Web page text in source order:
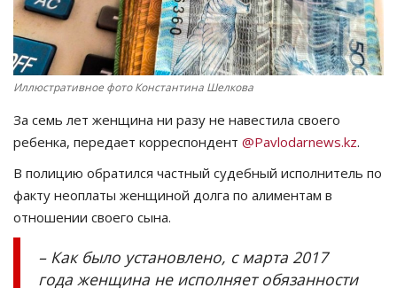
РАЗВЛЕЧЕНИЯ
OFFICIAL
Курултай
Қазақша Русский
Иллюстративное фото Константина Шелкова
За семь лет женщина ни разу не навестила своего
ребенка, передает корреспондент @Pavlodarnews.kz.
В полицию обратился частный судебный исполнитель по
факту неоплаты женщиной долга по алиментам в
отношении своего сына.
– Как было установлено, с марта 2017
года женщина не исполняет обязанности